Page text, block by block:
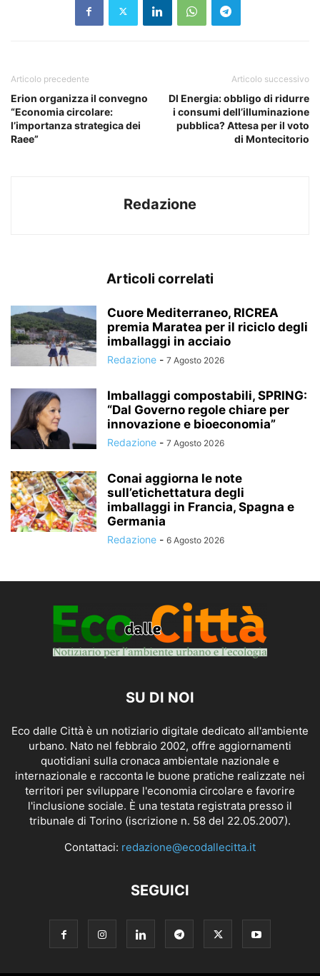
Articolo precedente
Erion organizza il convegno
“Economia circolare:
l’importanza strategica dei
Raee”
Articolo successivo
Dl Energia: obbligo di ridurre
i consumi dell’illuminazione
pubblica? Attesa per il voto
di Montecitorio
Redazione
Articoli correlati
Cuore Mediterraneo, RICREA
premia Maratea per il riciclo degli
imballaggi in acciaio
Redazione - 7 Agosto 2026
Imballaggi compostabili, SPRING:
“Dal Governo regole chiare per
innovazione e bioeconomia”
Redazione - 7 Agosto 2026
Conai aggiorna le note
sull’etichettatura degli
imballaggi in Francia, Spagna e
Germania
Redazione - 6 Agosto 2026
SU DI NOI
Eco dalle Città è un notiziario digitale dedicato all'ambiente
urbano. Nato nel febbraio 2002, offre aggiornamenti
quotidiani sulla cronaca ambientale nazionale e
internazionale e racconta le buone pratiche realizzate nei
territori per sviluppare l'economia circolare e favorire
l'inclusione sociale. È una testata registrata presso il
tribunale di Torino (iscrizione n. 58 del 22.05.2007).
Contattaci: redazione@ecodallecitta.it
SEGUICI